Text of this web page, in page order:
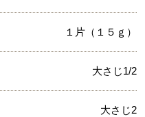
１片（１５ｇ）
大さじ1/2
大さじ2